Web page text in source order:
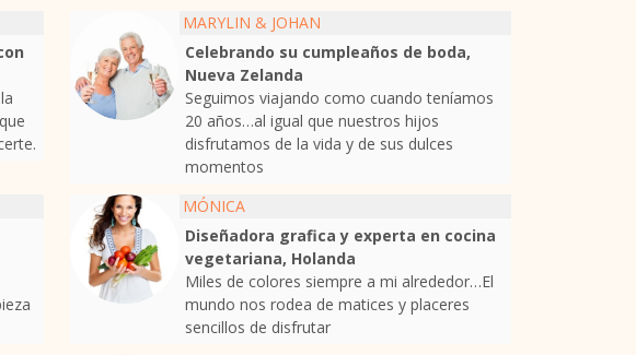
MARYLIN & JOHAN
Celebrando su cumpleaños de boda,
Nueva Zelanda
Seguimos viajando como cuando teníamos
20 años…al igual que nuestros hijos
disfrutamos de la vida y de sus dulces
momentos
MÓNICA
Diseñadora grafica y experta en cocina
vegetariana, Holanda
Miles de colores siempre a mi alrededor…El
mundo nos rodea de matices y placeres
sencillos de disfrutar